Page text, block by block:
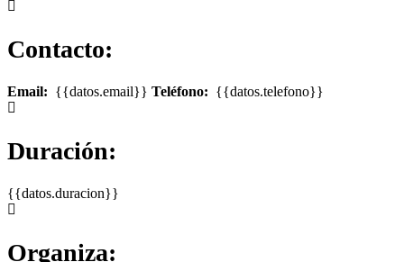
Contacto:
Email: {{datos.email}} Teléfono: {{datos.telefono}}
Duración:
{{datos.duracion}}
Organiza: